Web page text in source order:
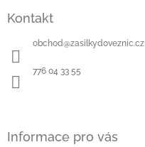
Kontakt
obchod@zasilkydoveznic.cz
776 04 33 55
Informace pro vás